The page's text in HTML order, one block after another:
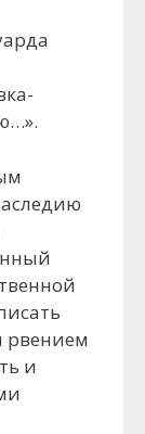
рвением
и